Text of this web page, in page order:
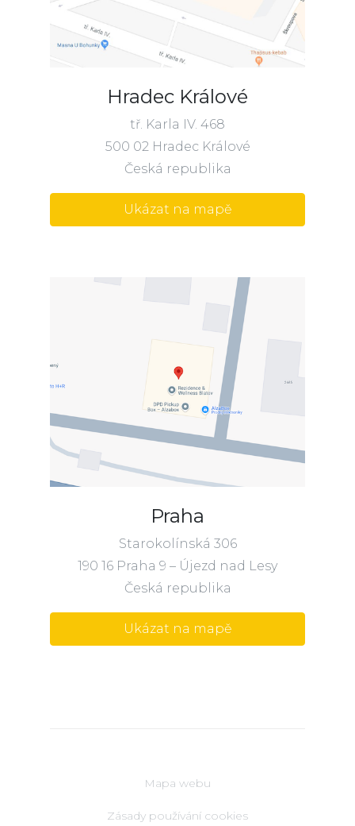
Hradec Králové
tř. Karla IV. 468
500 02 Hradec Králové
Česká republika
Ukázat na mapě
Praha
Starokolínská 306
190 16 Praha 9 – Újezd nad Lesy
Česká republika
Ukázat na mapě
Mapa webu
Zásady používání cookies